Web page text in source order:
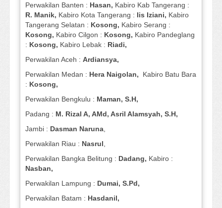
Perwakilan Banten : Hasan, Kabiro Kab Tangerang :
R. Manik, Kabiro Kota Tangerang : Iis Iziani, Kabiro
Tangerang Selatan : Kosong, Kabiro Serang :
Kosong, Kabiro Cilgon : Kosong, Kabiro Pandeglang
: Kosong, Kabiro Lebak : Riadi,
Perwakilan Aceh : Ardiansya,
Perwakilan Medan : Hera Naigolan, Kabiro Batu Bara
: Kosong,
Perwakilan Bengkulu : Maman, S.H,
Padang : M. Rizal A, AMd, Asril Alamsyah, S.H,
Jambi : Dasman Naruna,
Perwakilan Riau : Nasrul,
Perwakilan Bangka Belitung : Dadang, Kabiro :
Nasban,
Perwakilan Lampung : Dumai, S.Pd,
Perwakilan Batam : Hasdanil,